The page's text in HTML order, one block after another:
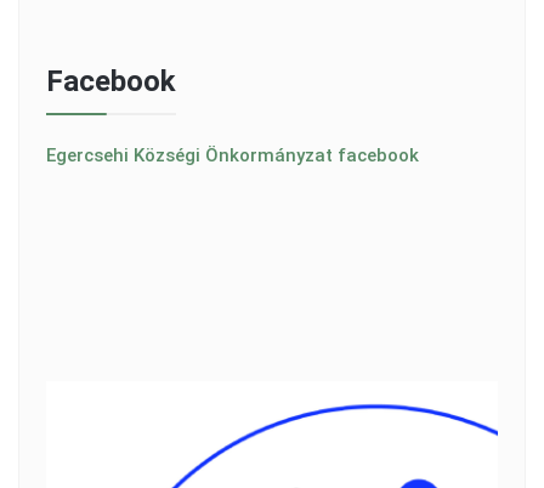
Facebook
Egercsehi Községi Önkormányzat facebook